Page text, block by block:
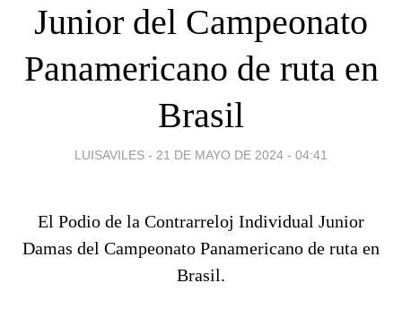
Junior del Campeonato
Panamericano de ruta en
Brasil
LUISAVILES - 21 DE MAYO DE 2024 - 04:41
El Podio de la Contrarreloj Individual Junior
Damas del Campeonato Panamericano de ruta en
Brasil.